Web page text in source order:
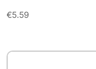
€5.59